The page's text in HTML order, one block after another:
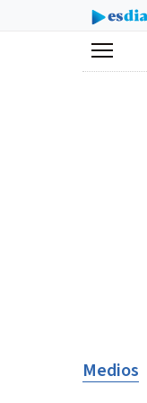
Menú
Medios